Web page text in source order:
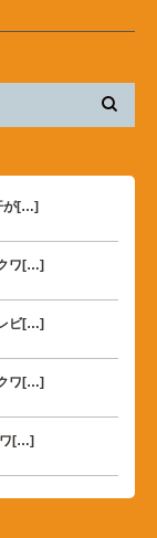
が[…]
ワ[…]
ビ[…]
ワ[…]
ワ[…]